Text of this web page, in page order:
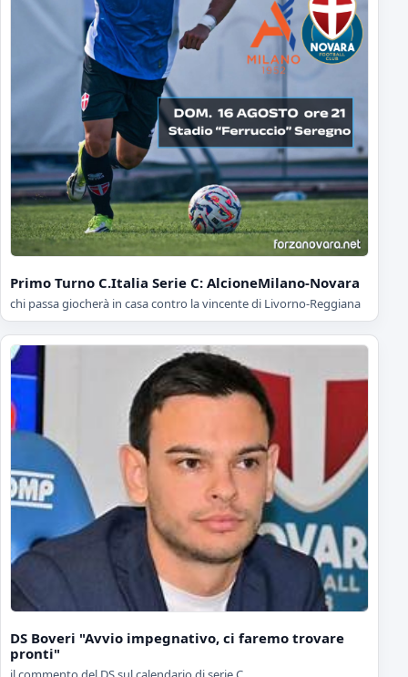
Primo Turno C.Italia Serie C: AlcioneMilano-Novara
chi passa giocherà in casa contro la vincente di Livorno-Reggiana
DS Boveri "Avvio impegnativo, ci faremo trovare
pronti"